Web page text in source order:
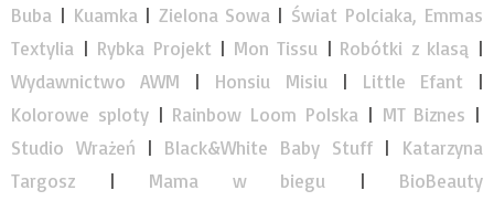
Buba | Kuamka| Zielona Sowa | Świat Polciaka, Emmas
Textylia | Rybka Projekt | Mon Tissu | Robótki z klasą |
Wydawnictwo AWM | Honsiu Misiu| Little Efant |
Kolorowe sploty| Rainbow Loom Polska | MT Biznes |
Studio Wrażeń | Black&White Baby Stuff| Katarzyna
Targosz | Mama w biegu | BioBeauty